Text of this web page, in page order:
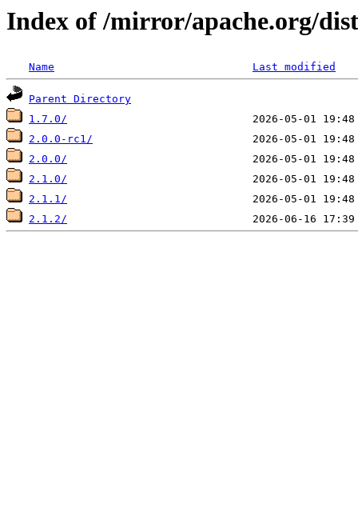
Index of /mirror/apache.org/
Name Last modified
Parent Directory
1.7.0/
2.0.0-rc1/
2.0.0/
2.1.0/
2.1.1/
2.1.2/